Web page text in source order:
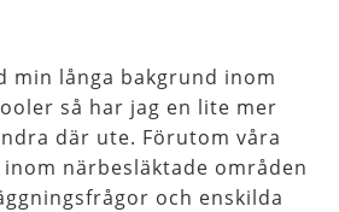
min långa bakgrund inom
så har jag en lite mer
där ute. Förutom våra
närbesläktade områden
och enskilda